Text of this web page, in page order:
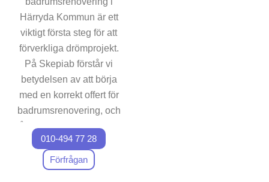
Härryda Kommun är ett
viktigt första steg för att
förverkliga drömprojekt.
På Skepiab förstår vi
betydelsen av att börja
med en korrekt offert för
badrumsrenovering, och
våra experter ser till att du
får den mest transparenta
erbjudandet. Oavsett om
du ser fram emot
010-494 77 28
Förfrågan